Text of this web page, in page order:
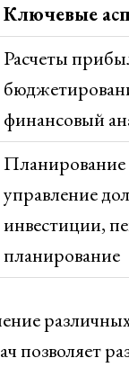
Ключевые
Расчеты
финансовый
управление
инвестиции,
планирование
позволяет